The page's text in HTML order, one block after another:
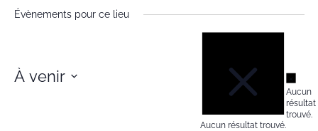
Évènements pour ce lieu
Aucun
résultat
trouvé.
Aucun résultat trouvé.
À venir